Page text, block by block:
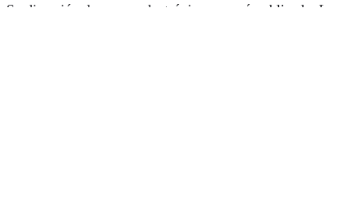
Su dirección de correo electrónico no será publicada.
Los